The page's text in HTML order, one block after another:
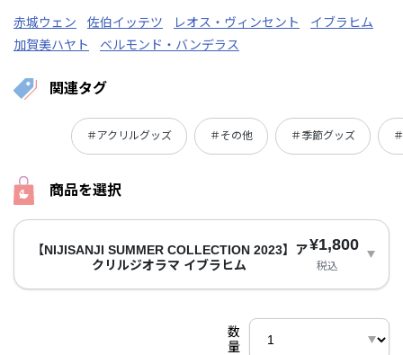
赤城ウェン 佐伯イッテツ レオス・ヴィンセント
イブラヒム
加賀美ハヤト
ベルモンド・バンデラス
関連タグ
＃アクリルグッズ ＃その他 ＃季節グッズ
商品を選択
【NIJISANJI SUMMER COLLECTION 2023】ア
クリルジオラマ イブラヒム
¥1,800
税込
数
量